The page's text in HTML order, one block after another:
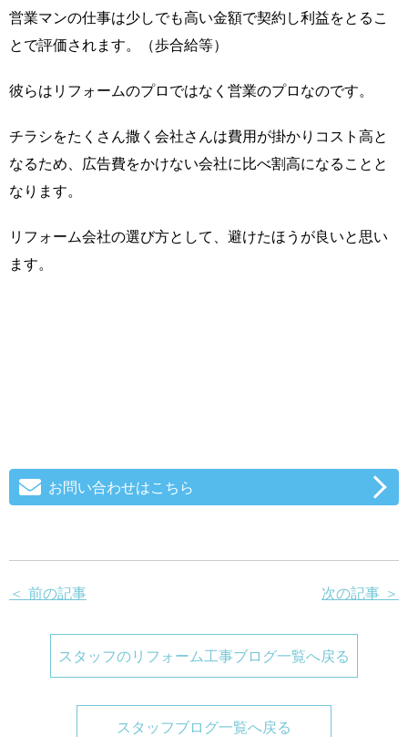
営業マンの仕事は少しでも高い金額で契約し利益をとるこ
とで評価されます。（歩合給等）
彼らはリフォームのプロではなく営業のプロなのです。
チラシをたくさん撒く会社さんは費用が掛かりコスト高と
なるため、広告費をかけない会社に比べ割高になることと
なります。
リフォーム会社の選び方として、避けたほうが良いと思い
ます。
お問い合わせはこちら
＜ 前の記事 次の記事 ＞
スタッフのリフォーム工事ブログ一覧へ戻る
スタッフブログ一覧へ戻る